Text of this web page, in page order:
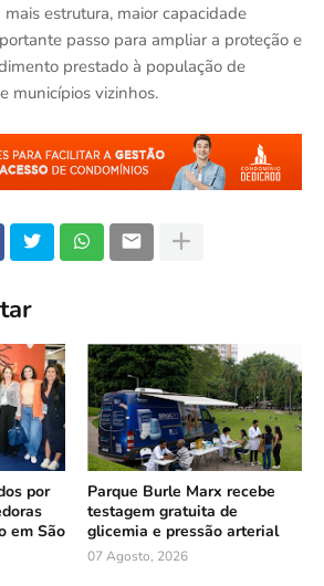
estrutura, maior capacidade
passo para ampliar a proteção e
prestado à população de
municípios vizinhos.
por
em São
Parque Burle Marx recebe
testagem gratuita de
glicemia e pressão arterial
07 Agosto, 2026